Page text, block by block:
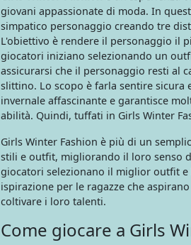
giovani appassionate di moda. In
simpatico personaggio creando tre
L'obiettivo è rendere il personaggio il
giocatori iniziano selezionando un
assicurarsi che il personaggio resti al
slittino. Lo scopo è farla sentire
invernale affascinante e garantisce
abilità. Quindi, tuffati in Girls Winter
Girls Winter Fashion è più di un
stili e outfit, migliorando il loro senso
giocatori selezionano il miglior outfit
ispirazione per le ragazze che
coltivare i loro talenti.
Come giocare a Girls